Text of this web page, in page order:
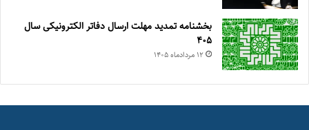
بخشنامه تمدید مهلت ارسال دفاتر الکترونیکی سال
۴۰۵
۱۲ مرداد‌ماه ۱۴۰۵